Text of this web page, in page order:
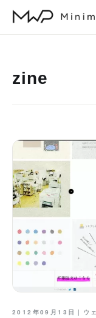
zine
2012年09月13日｜ ウ